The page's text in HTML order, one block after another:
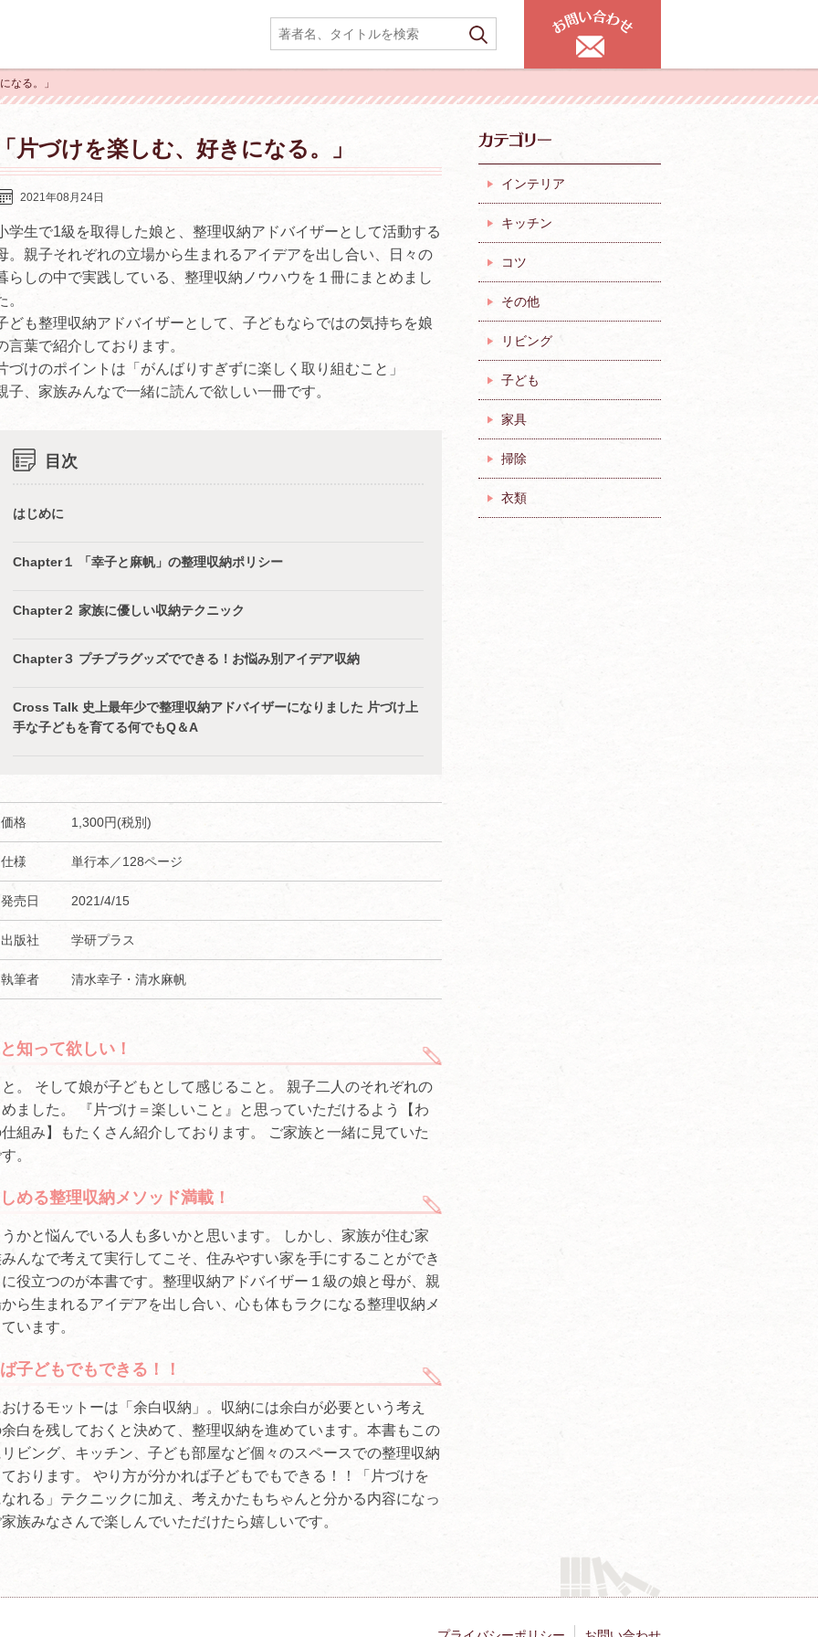
なる。」
片づけを楽しむ、好きになる。」
2021年08月24日
学生で1級を取得した娘と、整理収納アドバイザーとして活動する
。親子それぞれの立場から生まれるアイデアを出し合い、日々の
らしの中で実践している、整理収納ノウハウを１冊にまとめまし
。
ども整理収納アドバイザーとして、子どもならではの気持ちを娘
言葉で紹介しております。
づけのポイントは「がんばりすぎずに楽しく取り組むこと」
子、家族みんなで一緒に読んで欲しい一冊です。
目次
はじめに
Chapter１ 「幸子と麻帆」の整理収納ポリシー
Chapter２ 家族に優しい収納テクニック
Chapter３ プチプラグッズでできる！お悩み別アイデア収納
Cross Talk 史上最年少で整理収納アドバイザーになりました 片づけ上
手な子どもを育てる何でもQ＆A
価格 1,300円(税別)
仕様 単行本／128ページ
発売日 2021/4/15
出版社 学研プラス
執筆者 清水幸子・清水麻帆
知って欲しい！
。 そして娘が子どもとして感じること。 親子二人のそれぞれの
ました。 『片づけ＝楽しいこと』と思っていただけるよう【わ
組み】もたくさん紹介しております。 ご家族と一緒に見ていた
。
める整理収納メソッド満載！
かと悩んでいる人も多いかと思います。 しかし、家族が住む家
んなで考えて実行してこそ、住みやすい家を手にすることができ
役立つのが本書です。整理収納アドバイザー１級の娘と母が、親
ら生まれるアイデアを出し合い、心も体もラクになる整理収納メ
います。
子どもでもできる！！
けるモットーは「余白収納」。収納には余白が必要という考え
白を残しておくと決めて、整理収納を進めています。本書もこの
ビング、キッチン、子ども部屋など個々のスペースでの整理収納
おります。 やり方が分かれば子どもでもできる！！「片づけを
れる」テクニックに加え、考えかたもちゃんと分かる内容になっ
族みなさんで楽しんでいただけたら嬉しいです。
インテリア
キッチン
コツ
その他
リビング
子ども
家具
掃除
衣類